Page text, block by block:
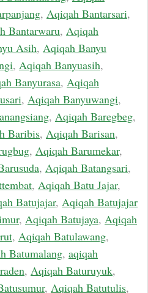
, Aqiqah Bantarsari,
Bantarwaru, Aqiqah
Asih, Aqiqah Banyu
, Aqiqah Banyuasih,
Banyurasa, Aqiqah
, Aqiqah Banyuwangi,
, Aqiqah Baregbeg,
Baribis, Aqiqah Barisan,
, Aqiqah Barumekar,
, Aqiqah Batangsari,
, Aqiqah Batu Jajar,
Batujajar, Aqiqah Batujajar
, Aqiqah Batujaya, Aqiqah
, Aqiqah Batulawang,
Batumalang, aqiqah
, Aqiqah Baturuyuk,
, Aqiqah Batutulis,